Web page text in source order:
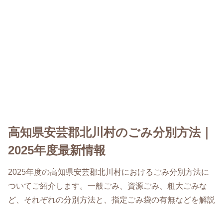
高知県安芸郡北川村のごみ分別方法｜
2025年度最新情報
2025年度の高知県安芸郡北川村におけるごみ分別方法に
ついてご紹介します。一般ごみ、資源ごみ、粗大ごみな
ど、それぞれの分別方法と、指定ごみ袋の有無などを解説